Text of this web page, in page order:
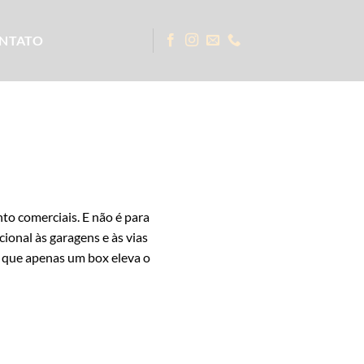
comerciais. E não é para
às garagens e às vias
apenas um box eleva o